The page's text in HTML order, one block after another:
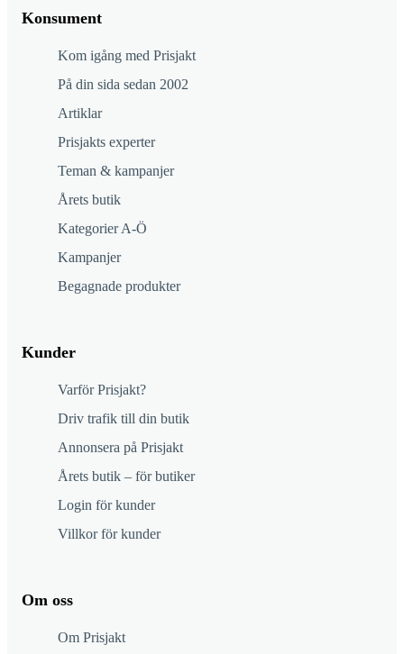
Konsument
Kom igång med Prisjakt
På din sida sedan 2002
Artiklar
Prisjakts experter
Teman & kampanjer
Årets butik
Kategorier A-Ö
Kampanjer
Begagnade produkter
Kunder
Varför Prisjakt?
Driv trafik till din butik
Annonsera på Prisjakt
Årets butik – för butiker
Login för kunder
Villkor för kunder
Om oss
Om Prisjakt